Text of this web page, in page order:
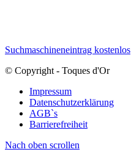
Suchmaschineneintrag kostenlos
© Copyright - Toques d'Or
Impressum
Datenschutzerklärung
AGB`s
Barrierefreiheit
Nach oben scrollen